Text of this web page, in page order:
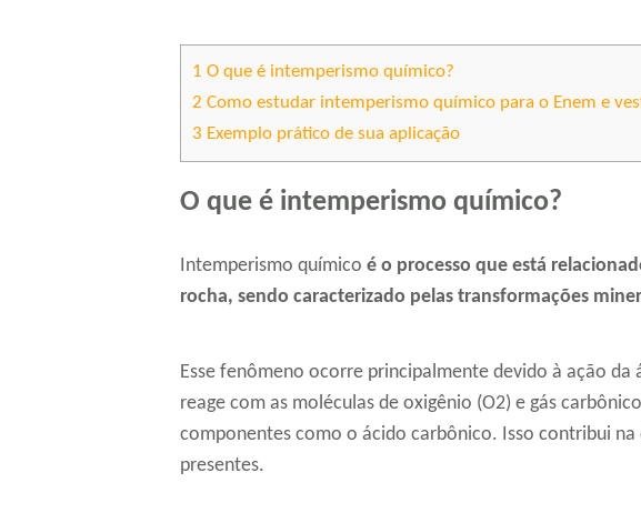
1 O que é intemperismo químico?
2 Como estudar intemperismo químico para o Enem e
3 Exemplo prático de sua aplicação
O que é intemperismo químico?
Intemperismo químico é o processo que está
rocha, sendo caracterizado pelas transformações
Esse fenômeno ocorre principalmente devido à ação da
reage com as moléculas de oxigênio (O2) e gás
componentes como o ácido carbônico. Isso contribui na
presentes.